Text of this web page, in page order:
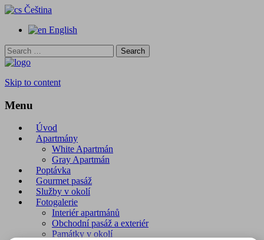
Čeština
English
Search
for:
Skip to content
Menu
Úvod
Apartmány
White Apartmán
Gray Apartmán
Poptávka
Gourmet pasáž
Služby v okolí
Fotogalerie
Interiér apartmánů
Obchodní pasáž a exteriér
Památky v okolí